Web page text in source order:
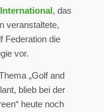
, das
veranstaltete,
Federation die
vor.
„Golf and
blieb bei der
heute noch